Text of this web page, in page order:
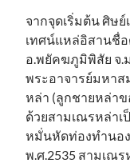
จากจุดเริ่มต้น ศิษ
เทศน์แหล่อิสานชื่
อ.พยัคฆภูมิพิสัย จ.
พระอาจารย์มหาส
หล่า (ลูกชายหล่า
ด้วยสามเณรหล่าเ
หมั่นหัดท่องทำนอง
พ.ศ.2535 สามเณ